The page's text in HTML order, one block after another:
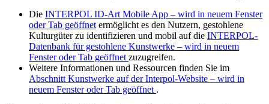
Die INTERPOL ID-Art Mobile App – wird in neuem Fenster
oder Tab geöffnet ermöglicht es den Nutzern, gestohlene
Kulturgüter zu identifizieren und mobil auf die INTERPOL-
Datenbank für gestohlene Kunstwerke – wird in neuem
Fenster oder Tab geöffnet zuzugreifen.
Weitere Informationen und Ressourcen finden Sie im
Abschnitt Kunstwerke auf der Interpol-Website – wird in
neuem Fenster oder Tab geöffnet .